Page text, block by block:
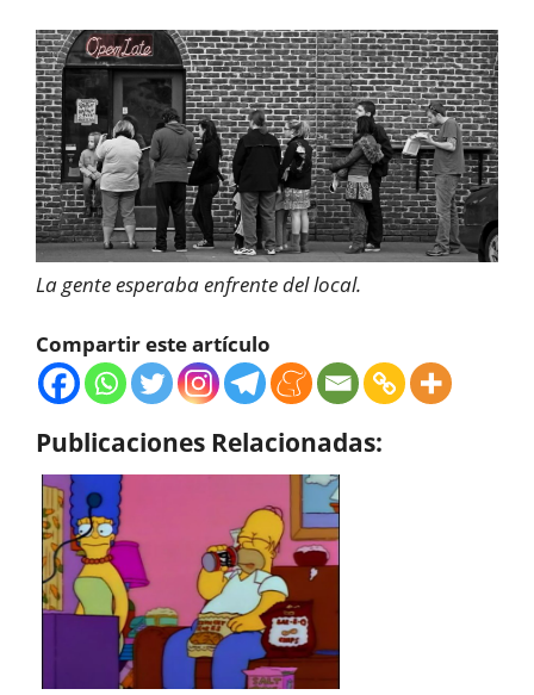
La gente esperaba enfrente del local.
Compartir este artículo
Publicaciones Relacionadas: